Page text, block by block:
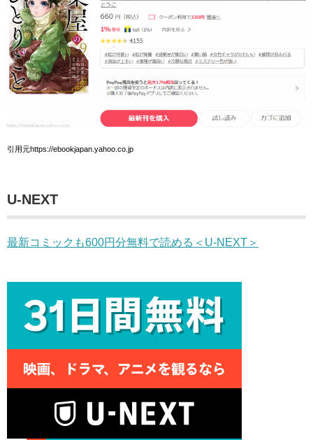
引用元https://ebookjapan.yahoo.co.jp
U-NEXT
最新コミックも600円分無料で読める＜U-NEXT＞